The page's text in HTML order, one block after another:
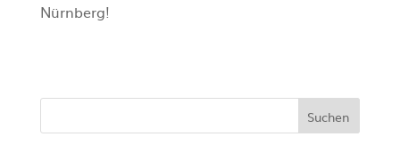
Nürnberg!
Suchen